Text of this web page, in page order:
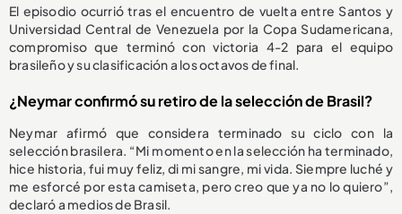
El episodio ocurrió tras el encuentro de vuelta entre Santos y
Universidad Central de Venezuela por la Copa Sudamericana,
compromiso que terminó con victoria 4-2 para el equipo
brasileño y su clasificación a los octavos de final.
¿Neymar confirmó su retiro de la selección de Brasil?
Neymar afirmó que considera terminado su ciclo con la
selección brasilera. “Mi momento en la selección ha terminado,
hice historia, fui muy feliz, di mi sangre, mi vida. Siempre luché y
me esforcé por esta camiseta, pero creo que ya no lo quiero”,
declaró a medios de Brasil.